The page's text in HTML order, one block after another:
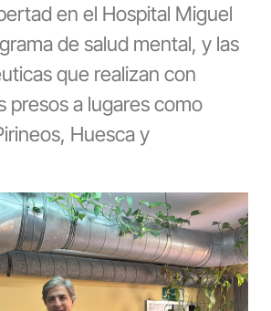
en el Hospital Miguel
de salud mental, y las
que realizan con
presos a lugares como
Huesca y